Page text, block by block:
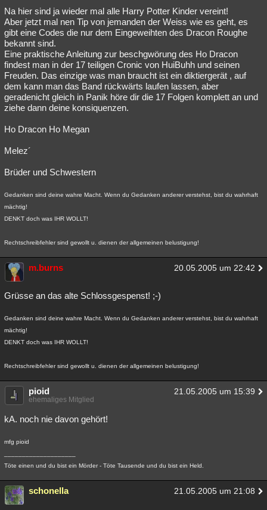
Na hier sind ja wieder mal alle Harry Potter Kinder vereint!
Aber jetzt mal nen Tip von jemanden der Weiss wie es geht, es
gibt eine Codes die nur dem Eingeweihten des Dracon Roughe
bekannt sind.
Eine praktische Anleitung zur beschgwörung des Ho Dracon
findest man in der 17 teiligen Cronic von HuiBuhh und seinen
Freuden. Das einzige was man braucht ist ein diktiergerät , auf
dem kann man das Band rückwärts laufen lassen, aber
geradenicht gleich in Panik höre dir die 17 Folgen komplett an und
ziehe dann deine konsiquenzen.
Ho Dracon Ho Megan
Melez´
Brüder und Schwestern
Gedanken sind deine wahre Macht. Wenn du Gedanken anderer verstehst, bist du wahrhaft
mächtig!
DENKT doch was IHR WOLLT!
Rechtschreibfehler sind gewollt u. dienen der allgemeinen belustigung!
m.burns 20.05.2005 um 22:42
Grüsse an das alte Schlossgespenst! ;-)
Gedanken sind deine wahre Macht. Wenn du Gedanken anderer verstehst, bist du wahrhaft
mächtig!
DENKT doch was IHR WOLLT!
Rechtschreibfehler sind gewollt u. dienen der allgemeinen belustigung!
pioid 21.05.2005 um 15:39
ehemaliges Mitglied
kA. noch nie davon gehört!
mfg pioid
Töte einen und du bist ein Mörder - Töte Tausende und du bist ein Held.
schonella 21.05.2005 um 21:08